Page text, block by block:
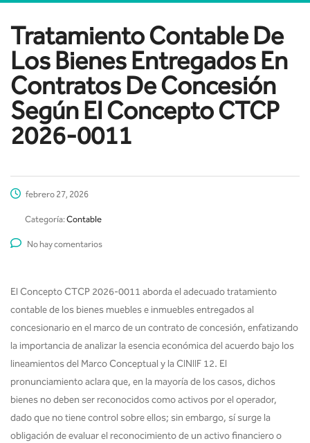
Tratamiento Contable De
Los Bienes Entregados En
Contratos De Concesión
Según El Concepto CTCP
2026-0011
febrero 27, 2026
Categoría: Contable
No hay comentarios
El Concepto CTCP 2026-0011 aborda el adecuado tratamiento
contable de los bienes muebles e inmuebles entregados al
concesionario en el marco de un contrato de concesión, enfatizando
la importancia de analizar la esencia económica del acuerdo bajo los
lineamientos del Marco Conceptual y la CINIIF 12. El
pronunciamiento aclara que, en la mayoría de los casos, dichos
bienes no deben ser reconocidos como activos por el operador,
dado que no tiene control sobre ellos; sin embargo, sí surge la
obligación de evaluar el reconocimiento de un activo financiero o